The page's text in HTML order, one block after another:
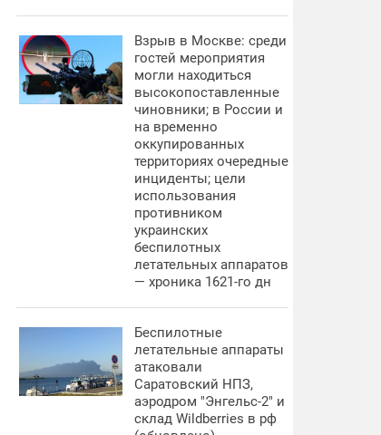
Взрыв в Москве: среди
гостей мероприятия
могли находиться
высокопоставленные
чиновники; в России и
на временно
оккупированных
территориях очередные
инциденты; цели
использования
противником
украинских
беспилотных
летательных аппаратов
— хроника 1621-го дн
Беспилотные
летательные аппараты
атаковали
Саратовский НПЗ,
аэродром "Энгельс-2" и
склад Wildberries в рф